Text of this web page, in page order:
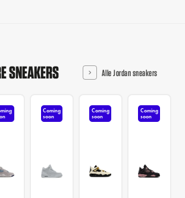
SNEAKERS Alle Jordan sneakers
Coming
soon
Coming
soon
Coming
soon